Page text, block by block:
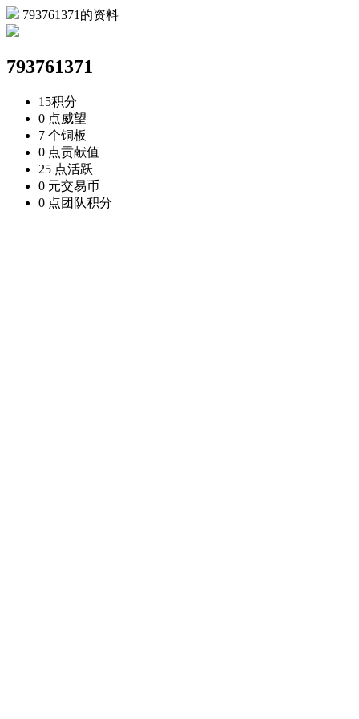
793761371的资料
793761371
15积分
0 点威望
7 个铜板
0 点贡献值
25 点活跃
0 元交易币
0 点团队积分